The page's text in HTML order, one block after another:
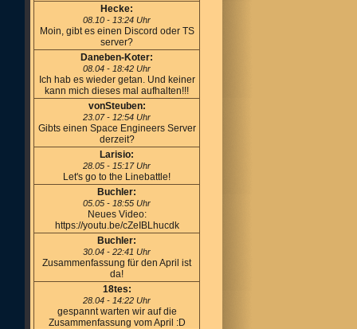
Hecke:
08.10 - 13:24 Uhr
Moin, gibt es einen Discord oder TS
server?
Daneben-Koter:
08.04 - 18:42 Uhr
Ich hab es wieder getan. Und keiner
kann mich dieses mal aufhalten!!!
vonSteuben:
23.07 - 12:54 Uhr
Gibts einen Space Engineers Server
derzeit?
Larisio:
28.05 - 15:17 Uhr
Let's go to the Linebattle!
Buchler:
05.05 - 18:55 Uhr
Neues Video:
https://youtu.be/cZeIBLhucdk
Buchler:
30.04 - 22:41 Uhr
Zusammenfassung für den April ist
da!
18tes:
28.04 - 14:22 Uhr
gespannt warten wir auf die
Zusammenfassung vom April :D